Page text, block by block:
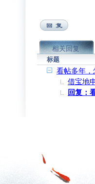
相关回复
标题
看帖多年，
借宝地
回复：